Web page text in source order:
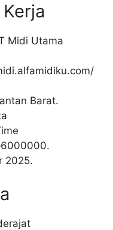
Midi Utama
Barat.
6000000.
2025.